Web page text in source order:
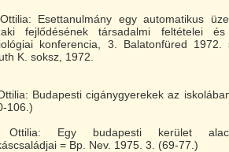
Esettanulmány egy automatikus
fejlődésének társadalmi feltételei
konferencia, 3. Balatonfüred
K. soksz, 1972.
Budapesti cigánygyerekek az
106.)
Ottilia: Egy budapesti kerület
= Bp. Nev. 1975. 3. (69-77.)